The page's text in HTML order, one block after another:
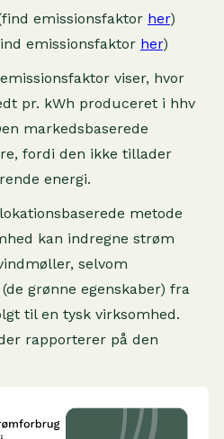
emissionsfaktor her)
emissionsfaktor her)
viser, hvor
pr. kWh produceret i hhv
markedsbaserede
fordi den ikke tillader
energi.
metode
kan indregne strøm
selvom
grønne egenskaber) fra
til en tysk virksomhed.
rapporterer på den